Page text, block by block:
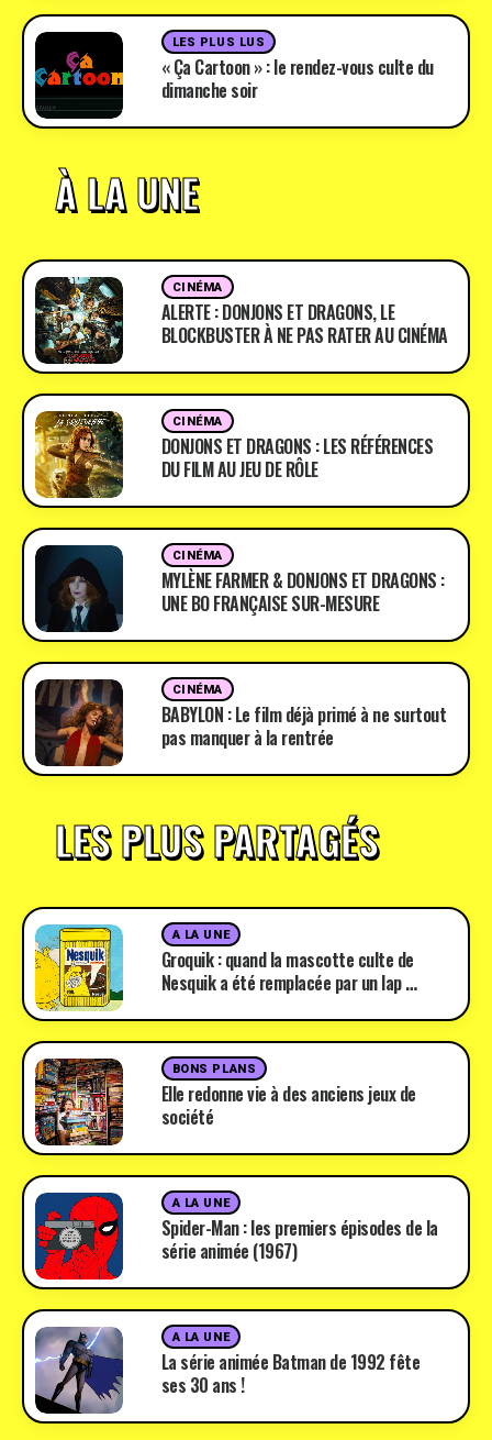
LES PLUS LUS
« Ça Cartoon » : le rendez-vous culte du
dimanche soir
À LA UNE
CINÉMA
ALERTE : DONJONS ET DRAGONS, LE
BLOCKBUSTER À NE PAS RATER AU CINÉMA
CINÉMA
DONJONS ET DRAGONS : LES RÉFÉRENCES
DU FILM AU JEU DE RÔLE
CINÉMA
MYLÈNE FARMER & DONJONS ET DRAGONS :
UNE BO FRANÇAISE SUR-MESURE
CINÉMA
BABYLON : Le film déjà primé à ne surtout
pas manquer à la rentrée
LES PLUS PARTAGÉS
A LA UNE
Groquik : quand la mascotte culte de
Nesquik a été remplacée par un lap …
BONS PLANS
Elle redonne vie à des anciens jeux de
société
A LA UNE
Spider-Man : les premiers épisodes de la
série animée (1967)
A LA UNE
La série animée Batman de 1992 fête
ses 30 ans !